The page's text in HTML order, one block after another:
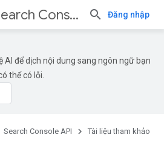
Console API Đăng nhập
AI để dịch nội dung sang ngôn ngữ bạn
thể có lỗi.
Search Console API Tài liệu tham khảo